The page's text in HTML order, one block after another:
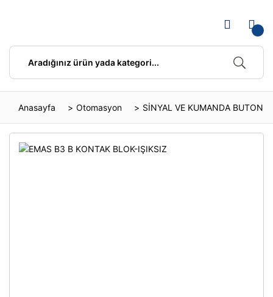
Anasayfa Otomasyon SİNYAL VE KUMANDA